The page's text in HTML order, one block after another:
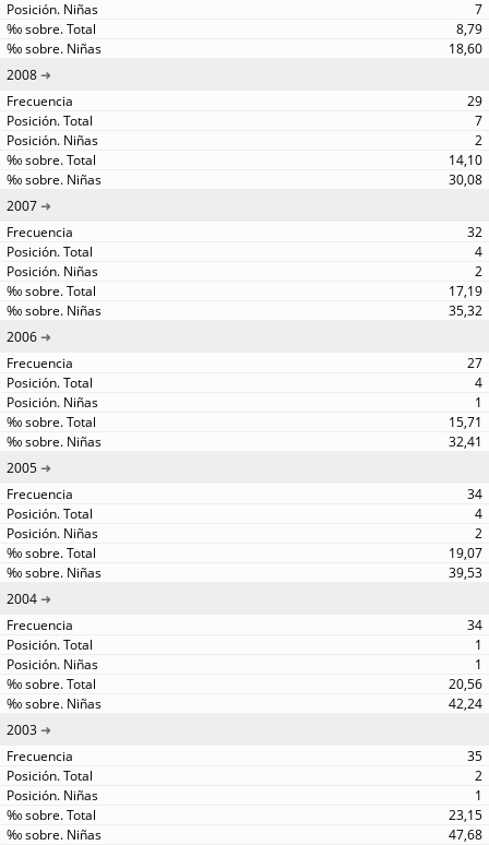
7
8,79
18,60
2008
29
7
2
14,10
30,08
2007
32
4
2
17,19
35,32
2006
27
4
1
15,71
32,41
2005
34
4
2
19,07
39,53
2004
34
1
1
20,56
42,24
2003
35
2
1
23,15
47,68